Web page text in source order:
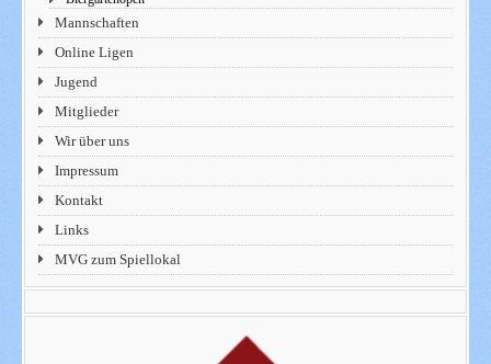
Mannschaften
Online Ligen
Jugend
Mitglieder
Wir über uns
Impressum
Kontakt
Links
MVG zum Spiellokal